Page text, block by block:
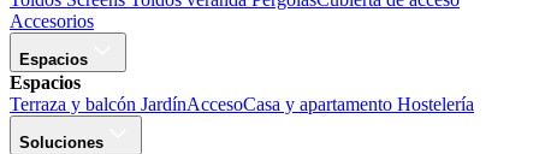
Accesorios
Espacios
Espacios
Terraza y balcón JardínAccesoCasa y apartamento Hostelería
Soluciones